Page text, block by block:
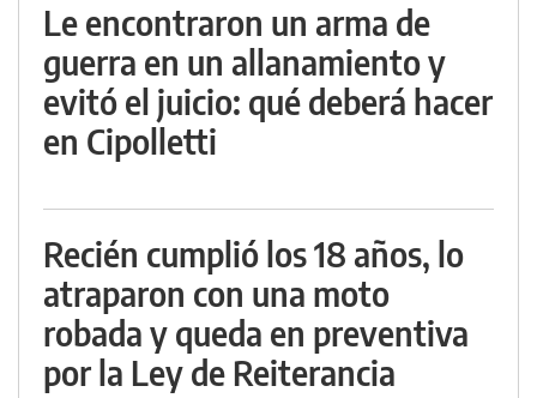
Le encontraron un arma de
guerra en un allanamiento y
evitó el juicio: qué deberá hacer
en Cipolletti
Recién cumplió los 18 años, lo
atraparon con una moto
robada y queda en preventiva
por la Ley de Reiterancia